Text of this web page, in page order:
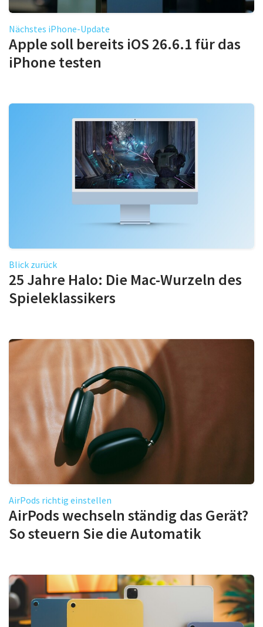
Nächstes iPhone-Update
Apple soll bereits iOS 26.6.1 für das
iPhone testen
Blick zurück
25 Jahre Halo: Die Mac-Wurzeln des
Spieleklassikers
AirPods richtig einstellen
AirPods wechseln ständig das Gerät?
So steuern Sie die Automatik